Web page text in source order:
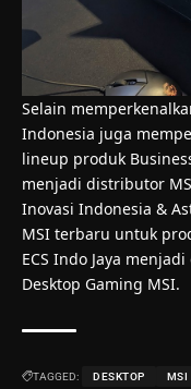
Selain
Indonesia juga
lineup produk
menjadi distributor
Inovasi Indonesia &
MSI terbaru untuk
ECS Indo Jaya
Desktop Gaming MSI.
TAGGED: DESKTOP MSI